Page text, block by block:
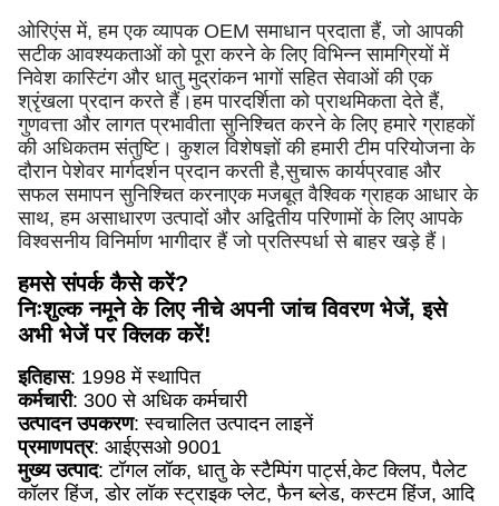
ओरिएंस में, हम एक व्यापक OEM समाधान प्रदाता हैं, जो आपकी
सटीक आवश्यकताओं को पूरा करने के लिए विभिन्न सामग्रियों में
निवेश कास्टिंग और धातु मुद्रांकन भागों सहित सेवाओं की एक
श्रृंखला प्रदान करते हैं।हम पारदर्शिता को प्राथमिकता देते हैं,
गुणवत्ता और लागत प्रभावीता सुनिश्चित करने के लिए हमारे ग्राहकों
की अधिकतम संतुष्टि। कुशल विशेषज्ञों की हमारी टीम परियोजना के
दौरान पेशेवर मार्गदर्शन प्रदान करती है,सुचारू कार्यप्रवाह और
सफल समापन सुनिश्चित करनाएक मजबूत वैश्विक ग्राहक आधार के
साथ, हम असाधारण उत्पादों और अद्वितीय परिणामों के लिए आपके
विश्वसनीय विनिर्माण भागीदार हैं जो प्रतिस्पर्धा से बाहर खड़े हैं।
हमसे संपर्क कैसे करें?
निःशुल्क नमूने के लिए नीचे अपनी जांच विवरण भेजें, इसे
अभी भेजें पर क्लिक करें!
इतिहास: 1998 में स्थापित
कर्मचारी: 300 से अधिक कर्मचारी
उत्पादन उपकरण: स्वचालित उत्पादन लाइनें
प्रमाणपत्र: आईएसओ 9001
मुख्य उत्पाद: टॉगल लॉक, धातु के स्टैम्पिंग पार्ट्स,केट क्लिप, पैलेट
कॉलर हिंज, डोर लॉक स्ट्राइक प्लेट, फैन ब्लेड, कस्टम हिंज, आदि